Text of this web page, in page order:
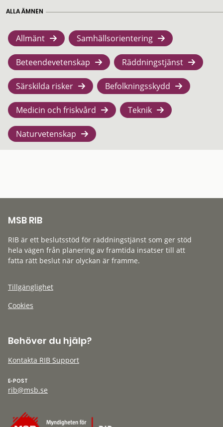
ALLA ÄMNEN
Allmänt Samhällsorientering
Beteendevetenskap Räddningstjänst
Särskilda risker Befolkningsskydd
Medicin och friskvård Teknik
Naturvetenskap
MSB RIB
RIB är ett beslutsstöd för räddningstjänst som ger stöd
hela vägen från planering av framtida insatser till att
fatta rätt beslut när olyckan är framme.
Tillgänglighet
Cookies
Behöver du hjälp?
Kontakta RIB Support
E-POST
rib@msb.se